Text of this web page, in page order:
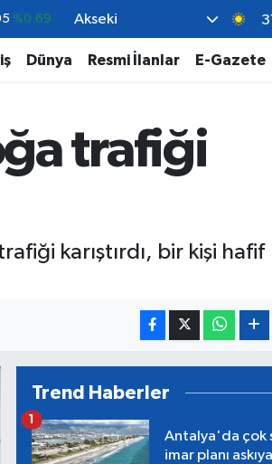
%0.02
%0.32
%48
Akseki 31
Dünya Resmi İlanlar E-Gazete
trafiği
karıştırdı, bir kişi hafif
Trend Haberler
Antalya'da çok
imar planı
1